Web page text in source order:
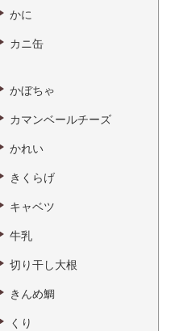
かに
カニ缶
かぼちゃ
カマンベールチーズ
かれい
きくらげ
キャベツ
牛乳
切り干し大根
きんめ鯛
くり